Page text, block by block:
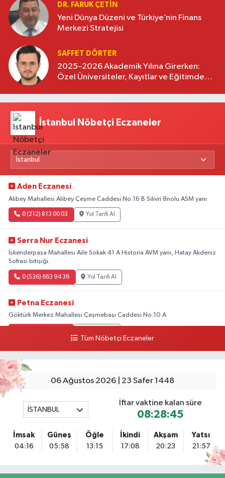
DR. FARUK ÇETİN
Yeni Dünya Düzeni ve Türkiye’nin Finans
Merkezi Stratejisi
SAFFET DÖRTER
2025–2026 Akademik Yılına Girerken:
Özel Üniversiteler, Kayıtlar ve Eğitimde
İstanbul Nöbetçi Eczaneler
Aden Eczanesi
Alibey Mahallesi Alibey Çeşme Caddesi No:16 B Silivri 8nolu ASM yanı
0 (212) 813 00 03 Yol Tarifi Al
Serra Nur Eczanesi
İskenderpaşa Mahallesi Aile Sokak 41 A Historia AVM yanı, Hatay Akdeniz
Sofrası bitişiği.
0 (536) 663 94 36 Yol Tarifi Al
Petna Eczanesi
Göktürk Merkez Mahallesi Çeşmebaşı Caddesi No:10 A
Karlıktepe Mahallesi Soğanlık Caddesi No:34 A
0 (216) 504 24 53 Yol Tarifi Al
Bulvar Eczanesi
geçtikten sonra Harman Mobilya arkası, Tulumba mevki, ECZANELER
BÖLGESİ (GÜNEŞ, BULVAR, ÇİĞDEM, DEVA ECZANELERİ) eski gazi sağlık
Tüm Nöbetçi Eczaneler
06 Ağustos 2026 | 23 Safer 1448
İSTANBUL
İftar vaktine kalan süre
08:28:44
İmsak
04:16
Güneş
05:58
Öğle
13:15
İkindi
17:08
Akşam
20:23
Yatsı
21:57